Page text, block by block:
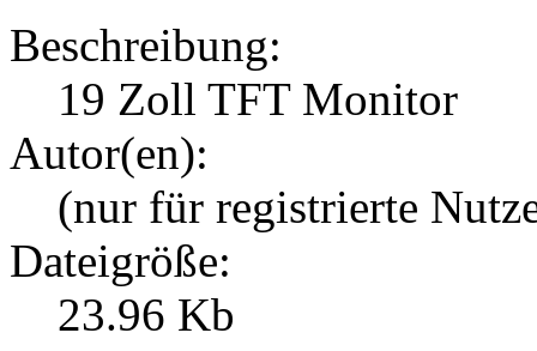
Beschreibung:
19 Zoll TFT Monitor
Autor(en):
(nur für registrierte
Dateigröße:
23.96 Kb